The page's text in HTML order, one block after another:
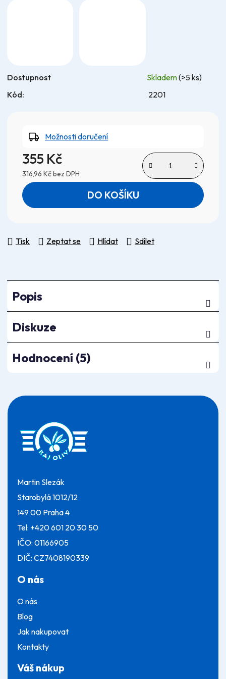
Dostupnost Skladem(>5 ks)
Kód:
2201
Možnosti doručení
355 Kč
316,96 Kč bez DPH
Měrná cena: DO KOŠÍKU
Tisk Zeptat se Hlídat Sdílet
Popis
Diskuze
Hodnocení (5)
Z
á
Martin Slezák
Starobylá 1012/12
149 00 Praha 4
Tel: +420 601 20 30 50
IČO: 01166905
DIČ: CZ7408190339
O nás
O nás
Blog
Jak nakupovat
Kontakty
Váš nákup